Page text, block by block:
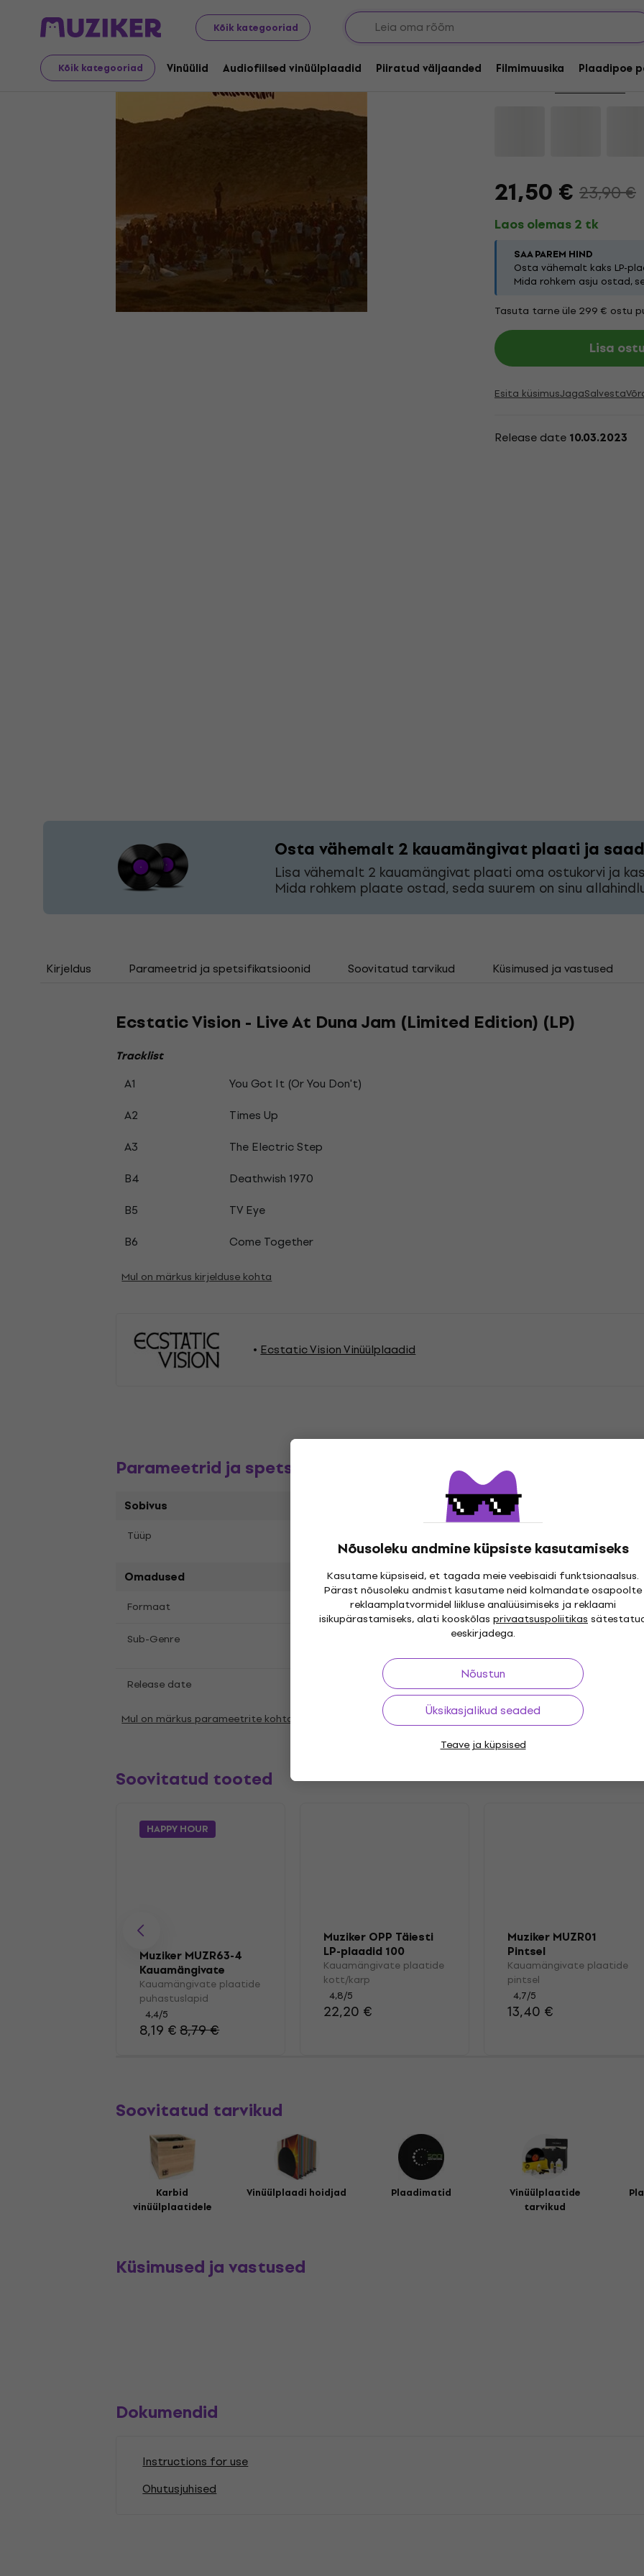
Kõik kategooriad
Kõik kategooriad Vinüülid Audiofiilsed vinüülplaadid Piiratud väljaanded Filmimuusika Plaadipoe
Nõusoleku andmine küpsiste kasutamiseks
Kasutame küpsiseid, et tagada meie veebisaidi funktsionaalsus.
Pärast nõusoleku andmist kasutame neid kolmandate osapoolte
reklaamplatvormidel liikluse analüüsimiseks ja reklaami
isikupärastamiseks, alati kooskõlas privaatsuspoliitikas
eeskirjadega.
Nõustun
Üksikasjalikud seaded
Teave ja küpsised
LP plaadid ja CD-d
Vinüülid
Allahindlus
Ecstatic Vision -
21,50 € 23,90 €
Laos olemas 2 tk
SAA PAREM HIND
Osta vähemalt kaks LP-
Mida rohkem asju ostad,
Tasuta tarne üle 299 € ostu
Lisa
Esita küsimusJagaSalvesta
Release date 10.03.2023
Osta vähemalt 2 kauamängivat plaati ja
Lisa vähemalt 2 kauamängivat plaati oma ostukorvi ja
Mida rohkem plaate ostad, seda suurem on sinu
Kirjeldus Parameetrid ja spetsifikatsioonid Soovitatud tarvikud Küsimused ja vastused
Ecstatic Vision - Live At Duna Jam (Limited Edition) (LP)
Tracklist
A1
You Got It (Or You Don't)
A2
Times Up
A3
The Electric Step
B4
Deathwish 1970
B5
TV Eye
B6
Come Together
Mul on märkus kirjelduse kohta
Ecstatic Vision Vinüülplaadid
Parameetrid ja spetsifikatsioonid
Sobivus
Tüüp
Omadused
Formaat
Genre
Sub-Genre
Release year
Release date Label
Mul on märkus parameetrite kohta
Soovitatud tooted
HAPPY HOUR
Muziker MUZR63-4
Kauamängivate
plaatide
puhastuslapid
Kauamängivate plaatide
puhastuslapid
4,4/5
8,19 €8,79 €
Muziker OPP Täiesti
LP-plaadid 100
Kauamängivate plaatide
kott/karp
4,8/5
22,20 €
Muziker MUZR01
Pintsel
Kauamängivate plaatide
pintsel
4,7/5
13,40 €
Soovitatud tarvikud
Karbid
vinüülplaatidele
Vinüülplaadi hoidjad Plaadimatid
Vinüülplaatide
tarvikud
Küsimused ja vastused
Dokumendid
Instructions for use
Ohutusjuhised